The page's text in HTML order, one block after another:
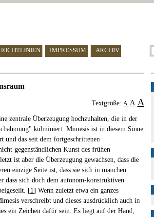
RICHTLINIEN IMPRESSUM ARCHIV
Textgröße: A A A
zentrale Überzeugung hochzuhalten, die in der
kulminiert. Mimesis ist in diesem Sinne
und das seit dem fortgeschrittenen
gegenständlichen Kunst des frühen
ist aber die Überzeugung gewachsen, dass die
einzige Seite ist, dass sie sich in manchen
dass sich doch dem autonom-konstruktiven
[1] Wenn zuletzt etwa ein ganzes
verschreibt und dieses ausdrücklich auch in
ein Zeichen dafür sein. Es liegt auf der Hand,